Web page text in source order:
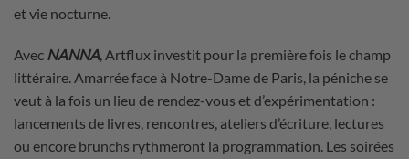
et vie nocturne.
Avec NANNA, Artflux investit pour la première fois le champ
littéraire. Amarrée face à Notre-Dame de Paris, la péniche se
veut à la fois un lieu de rendez-vous et d’expérimentation :
lancements de livres, rencontres, ateliers d’écriture, lectures
ou encore brunchs rythmeront la programmation. Les soirées